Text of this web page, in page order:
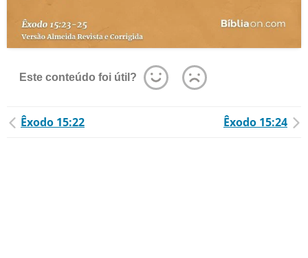
Este conteúdo foi útil?
Êxodo 15:22 Êxodo 15:24